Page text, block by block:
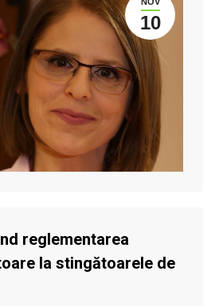
NOV
10
reglementarea
la stingătoarele de